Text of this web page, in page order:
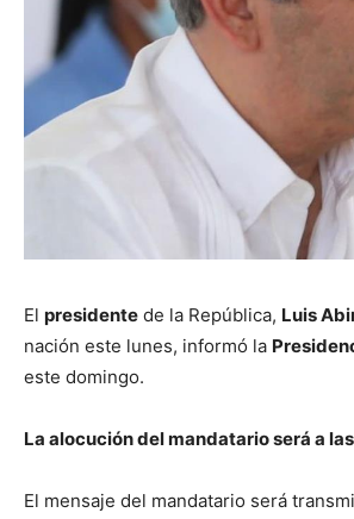
El presidente de la República, Luis
nación este lunes, informó la
este domingo.
La alocución del mandatario será a
El mensaje del mandatario será